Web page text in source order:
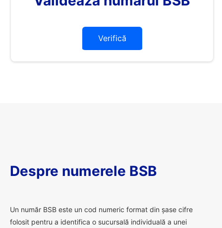
Verifică
Despre numerele BSB
Un număr BSB este un cod numeric format din șase cifre
folosit pentru a identifica o sucursală individuală a unei